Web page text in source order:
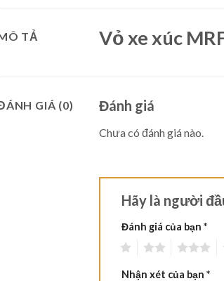
TẢ Vỏ xe xúc
GIÁ (0) Đánh giá
Chưa có đánh giá nào.
Hãy là người
Đánh giá của bạn *
Nhận xét của bạn *